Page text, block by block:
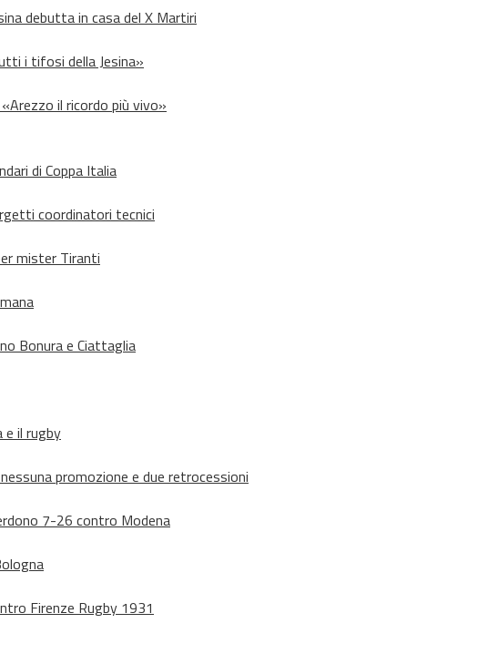
debutta in casa del X Martiri
i tifosi della Jesina»
il ricordo più vivo»
di Coppa Italia
coordinatori tecnici
mister Tiranti
Bonura e Ciattaglia
e il rugby
promozione e due retrocessioni
7-26 contro Modena
Firenze Rugby 1931